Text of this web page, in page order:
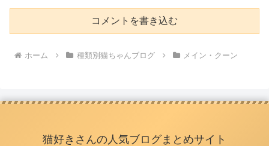
コメントを書き込む
ホーム 種類別猫ちゃんブログ メイン・クーン
猫好きさんの人気ブログまとめサイト